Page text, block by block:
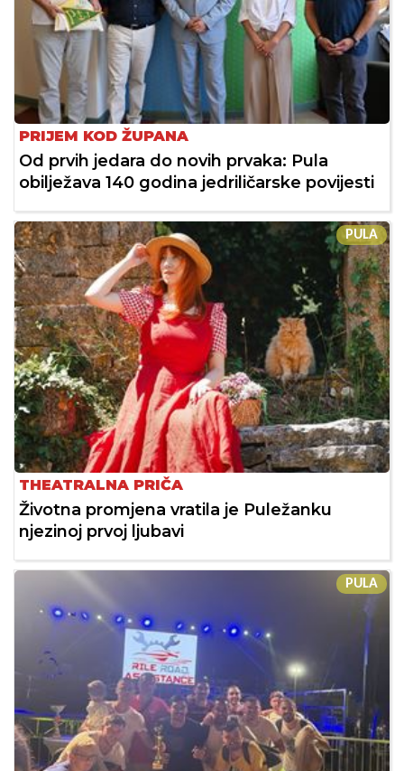
PRIJEM KOD ŽUPANA
Od prvih jedara do novih prvaka: Pula
obilježava 140 godina jedriličarske povijesti
PULA
THEATRALNA PRIČA
Životna promjena vratila je Puležanku
njezinoj prvoj ljubavi
PULA